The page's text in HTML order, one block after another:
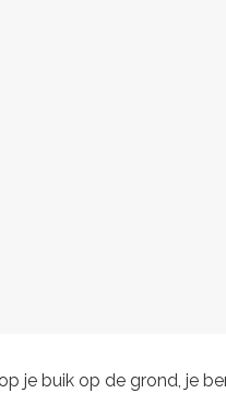
je buik op de grond, je